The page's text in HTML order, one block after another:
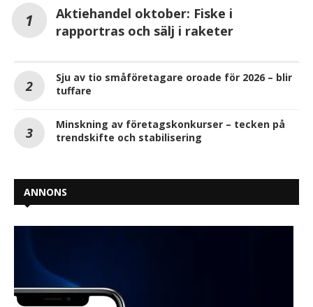
Aktiehandel oktober: Fiske i
rapportras och sälj i raketer
Sju av tio småföretagare oroade för 2026 – blir
tuffare
Minskning av företagskonkurser – tecken på
trendskifte och stabilisering
ANNONS